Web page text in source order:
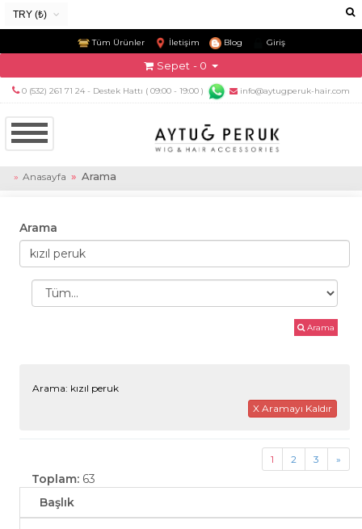
TRY (₺)
TRY (₺)
Tüm Ürünler İletişim Blog Giriş
Sepet - 0
0 (532) 261 71 24 - Destek Hattı ( 09:00 - 19:00 ) info@aytugperuk-hair.com
Anasayfa Arama
Arama
Arama
Arama: kızıl peruk
X Aramayı Kaldır
1 2 3 »
Toplam: 63
Başlık